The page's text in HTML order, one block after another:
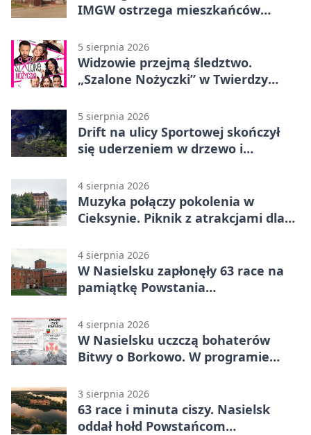
IMGW ostrzega mieszkańców
5 sierpnia 2026
Widzowie przejmą śledztwo.
„Szalone Nożyczki” w Twierdzy
5 sierpnia 2026
Drift na ulicy Sportowej skończył
się uderzeniem w drzewo i
4 sierpnia 2026
Muzyka połączy pokolenia w
Cieksynie. Piknik z atrakcjami dla
4 sierpnia 2026
W Nasielsku zapłonęły 63 race na
pamiątkę Powstania
4 sierpnia 2026
W Nasielsku uczczą bohaterów
Bitwy o Borkowo. W programie
3 sierpnia 2026
63 race i minuta ciszy. Nasielsk
oddał hołd Powstańcom